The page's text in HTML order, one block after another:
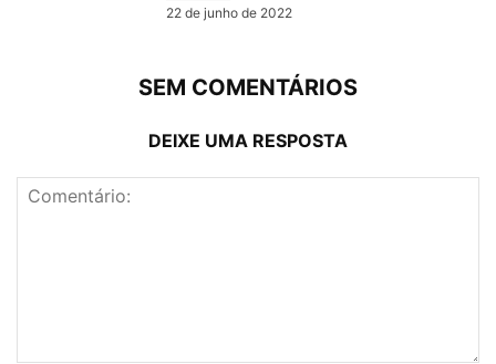
22 de junho de 2022
SEM COMENTÁRIOS
DEIXE UMA RESPOSTA